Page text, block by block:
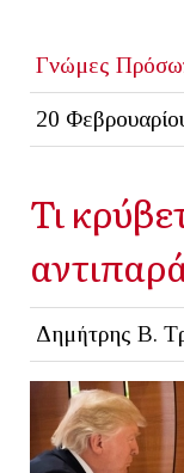
Γνώμες
20
Τι
Δημήτρης Β.